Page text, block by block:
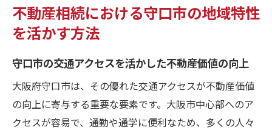
不動産相続における守口市の地域特性
を活かす方法
守口市の交通アクセスを活かした不動産価値の向上
大阪府守口市は、その優れた交通アクセスが不動産価値
の向上に寄与する重要な要素です。大阪市中心部へのア
クセスが容易で、通勤や通学に便利なため、多くの人々